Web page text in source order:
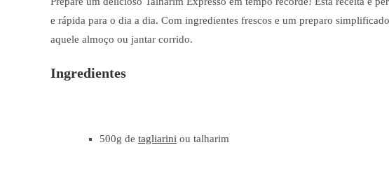
e rápida para o dia a dia. Com ingredientes frescos e um preparo
aquele almoço ou jantar corrido.
Ingredientes
500g de tagliarini ou talharim